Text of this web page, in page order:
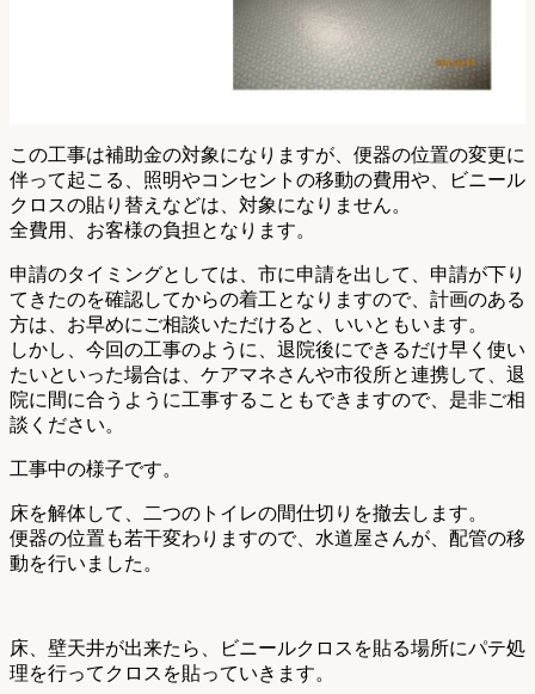
この工事は補助金の対象になりますが、便器の位置の変更に
伴って起こる、照明やコンセントの移動の費用や、ビニール
クロスの貼り替えなどは、対象になりません。
全費用、お客様の負担となります。
申請のタイミングとしては、市に申請を出して、申請が下り
てきたのを確認してからの着工となりますので、計画のある
方は、お早めにご相談いただけると、いいともいます。
しかし、今回の工事のように、退院後にできるだけ早く使い
たいといった場合は、ケアマネさんや市役所と連携して、退
院に間に合うように工事することもできますので、是非ご相
談ください。
工事中の様子です。
床を解体して、二つのトイレの間仕切りを撤去します。
便器の位置も若干変わりますので、水道屋さんが、配管の移
動を行いました。
床、壁天井が出来たら、ビニールクロスを貼る場所にパテ処
理を行ってクロスを貼っていきます。